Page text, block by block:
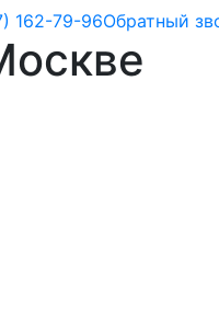
162-79-96Обратный